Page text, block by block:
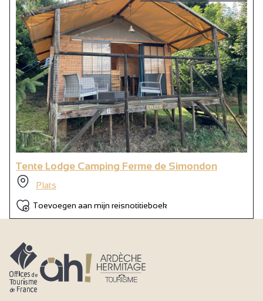
Tente Lodge Camping Ferme de Simondon
Plats
Toevoegen aan mijn reisnotitieboek